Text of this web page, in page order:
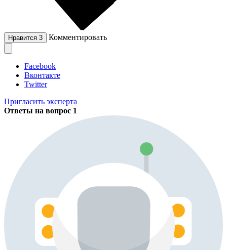
Нравится 3 Комментировать
Facebook
Вконтакте
Twitter
Пригласить эксперта
Ответы на вопрос 1